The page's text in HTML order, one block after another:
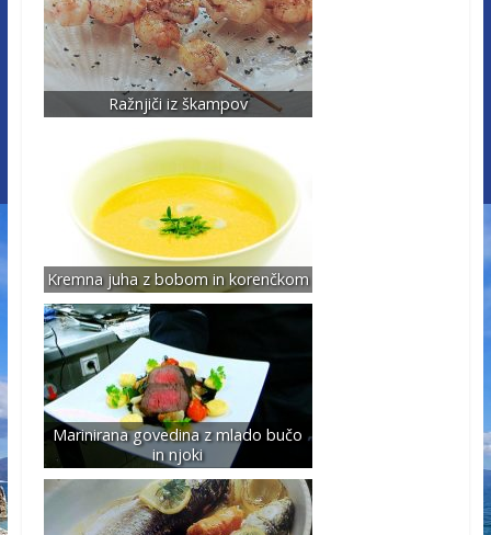
Ražnjiči iz škampov
Kremna juha z bobom in korenčkom
Marinirana govedina z mlado bučo
in njoki